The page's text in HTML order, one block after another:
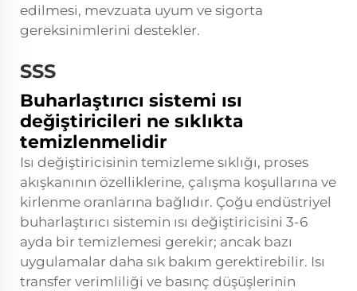
edilmesi, mevzuata uyum ve sigorta
gereksinimlerini destekler.
SSS
Buharlaştırıcı sistemi ısı
değiştiricileri ne sıklıkta
temizlenmelidir
Isı değiştiricisinin temizleme sıklığı, proses
akışkanının özelliklerine, çalışma koşullarına ve
kirlenme oranlarına bağlıdır. Çoğu endüstriyel
buharlaştırıcı sistemin ısı değiştiricisini 3-6
ayda bir temizlemesi gerekir; ancak bazı
uygulamalar daha sık bakım gerektirebilir. Isı
transfer verimliliği ve basınç düşüşlerinin